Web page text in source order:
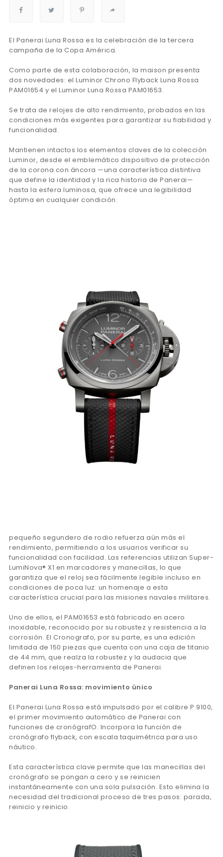
El Panerai Luna Rossa es la celebración de la tercera
campaña de la Copa América.
Como parte de esta colaboración, la maison presenta
dos novedades: el Luminor Chrono Flyback Luna Rossa
PAM01654 y el Luminor Luna Rossa PAM01653.
Se trata de relojes de alto rendimiento, probados en las
condiciones más exigentes para garantizar su fiabilidad y
funcionalidad.
Mantienen intactos los elementos claves de la colección
Luminor, desde el emblemático dispositivo de protección
de la corona con áncora —una característica distintiva
que define la identidad y la rica historia de Panerai—
hasta la esfera luminosa, que ofrece una legibilidad
óptima en cualquier condición.
pequeño segundero de rodio refuerza aún más el
rendimiento, permitiendo a los usuarios verificar su
funcionalidad con facilidad. Las referencias utilizan Super-
LumiNova® X1 en marcadores y manecillas, lo que
garantiza que el reloj sea fácilmente legible incluso en
condiciones de poca luz: un homenaje a esta
característica crucial para las misiones navales militares.
Uno de ellos, el PAM01653 está fabricado en acero
inoxidable, reconocido por su robustez y resistencia a la
corrosión. El Cronografo, por su parte, es una edición
limitada de 150 piezas que cuenta con una caja de titanio
de 44 mm, que realza la robustez y la audacia que
definen los relojes-herramienta de Panerai.
Panerai Luna Rossa: movimiento único
El Panerai Luna Rossa está impulsado por el calibre P.9100,
el primer movimiento automático de Panerai con
funciones de cronógrafO. Incorpora la función de
cronógrafo flyback, con escala taquimétrica para uso
náutico.
Esta característica clave permite que las manecillas del
cronógrafo se pongan a cero y se reinicien
instantáneamente con una sola pulsación. Esto elimina la
necesidad del tradicional proceso de tres pasos: parada,
reinicio y reinicio.